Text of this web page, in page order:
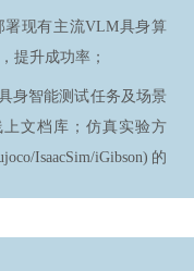
PMSM等电机控制算
线参数辨识、冗余设计
有良好的编程规范；
署现有主流VLM具身算
提升成功率；
身智能测试任务及场景
上文档库；仿真实验方
IsaacSim/iGibson)的
agent。